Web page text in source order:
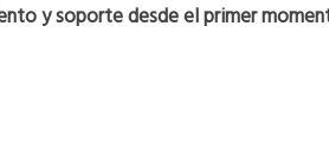
y soporte desde el primer